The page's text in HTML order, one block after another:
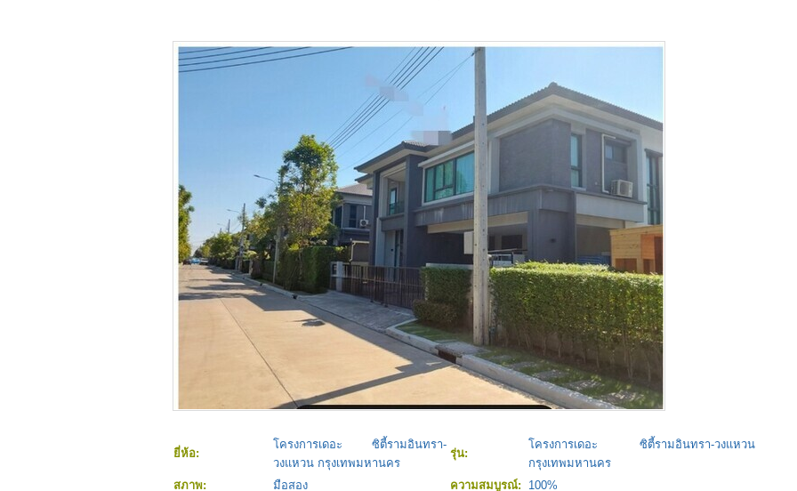
ยี่ห้อ:
โครงการเดอะ ซิตี้รามอินทรา-
วงแหวน กรุงเทพมหานคร
รุ่น:
โครงการเดอะ ซิตี้รามอินทรา-วงแหวน
กรุงเทพมหานคร
สภาพ:
มือสอง ความสมบูรณ์:
100%